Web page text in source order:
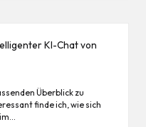
KI-Chat von
Überblick zu
finde ich, wie sich